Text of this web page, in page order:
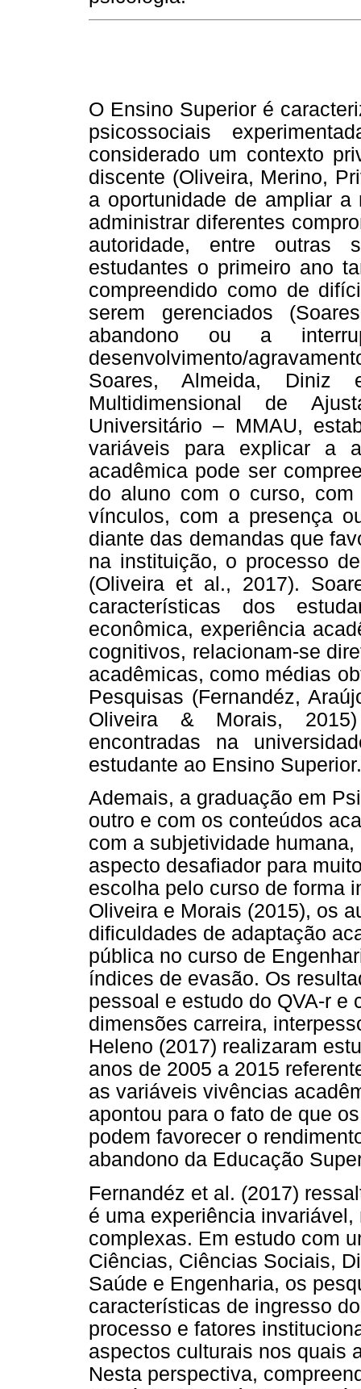
O Ensino Superior é
psicossociais
considerado um contexto
discente (Oliveira, Merino,
a oportunidade de ampliar a
administrar diferentes
autoridade, entre outras
estudantes o primeiro ano
compreendido como de
serem gerenciados
abandono ou a
desenvolvimento/
Soares, Almeida, Diniz
Multidimensional de
Universitário – MMAU,
variáveis para explicar a
acadêmica pode ser
do aluno com o curso,
vínculos, com a presença
diante das demandas que
na instituição, o processo
(Oliveira et al., 2017).
características dos
econômica, experiência
cognitivos, relacionam-se
acadêmicas, como médias
Pesquisas (Fernandéz,
Oliveira & Morais, 2015)
encontradas na
estudante ao Ensino Superior.
Ademais, a graduação em
outro e com os conteúdos
com a subjetividade
aspecto desafiador para
escolha pelo curso de forma
Oliveira e Morais (2015), os
dificuldades de adaptação
pública no curso de
índices de evasão. Os
pessoal e estudo do QVA-r e
dimensões carreira,
Heleno (2017) realizaram
anos de 2005 a 2015
as variáveis vivências
apontou para o fato de que
podem favorecer o
abandono da Educação
Fernandéz et al. (2017)
é uma experiência
complexas. Em estudo com
Ciências, Ciências Sociais,
Saúde e Engenharia, os
características de ingresso
processo e fatores
aspectos culturais nos quais
Nesta perspectiva,